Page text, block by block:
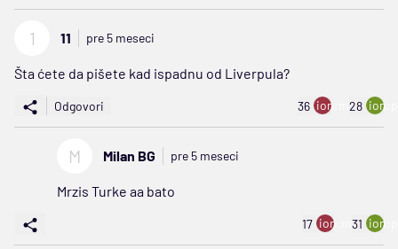
1 11 pre 5 meseci
Šta ćete da pišete kad ispadnu od Liverpula?
Odgovori 36 ion:minus
28
M Milan BG pre 5 meseci
Mrzis Turke aa bato
17 ion:minus
31